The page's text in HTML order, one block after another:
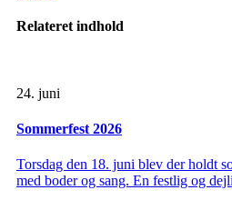
Relateret indhold
24. juni
Sommerfest 2026
Torsdag den 18. juni blev der holdt
med boder og sang. En festlig og